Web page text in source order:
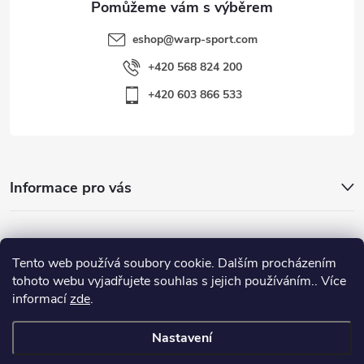
Tento web používá soubory cookie. Dalším procházením
tohoto webu vyjadřujete souhlas s jejich používáním.. Více
informacízde.
Nastavení
eshop@warp-sport.com
+420 568 824 200
+420 603 866 533
Informace pro vás
Nejhledanější
Důležité odkazy